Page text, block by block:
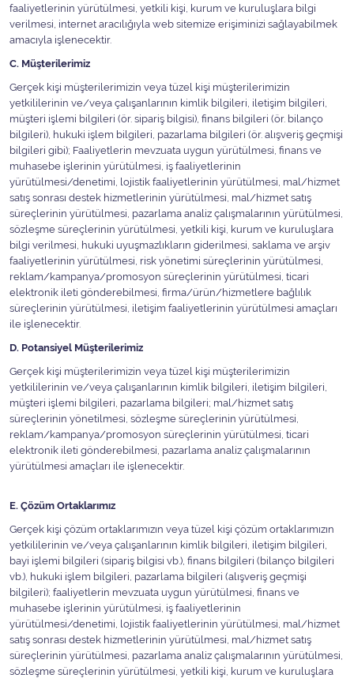
faaliyetlerinin yürütülmesi, yetkili kişi, kurum ve kuruluşlara bilgi
verilmesi, internet aracılığıyla web sitemize erişiminizi sağlayabilmek
amacıyla işlenecektir.
C. Müşterilerimiz
Gerçek kişi müşterilerimizin veya tüzel kişi müşterilerimizin
yetkililerinin ve/veya çalışanlarının kimlik bilgileri, iletişim bilgileri,
müşteri işlemi bilgileri (ör. sipariş bilgisi), finans bilgileri (ör. bilanço
bilgileri), hukuki işlem bilgileri, pazarlama bilgileri (ör. alışveriş geçmişi
bilgileri gibi); Faaliyetlerin mevzuata uygun yürütülmesi, finans ve
muhasebe işlerinin yürütülmesi, iş faaliyetlerinin
yürütülmesi/denetimi, lojistik faaliyetlerinin yürütülmesi, mal/hizmet
satış sonrası destek hizmetlerinin yürütülmesi, mal/hizmet satış
süreçlerinin yürütülmesi, pazarlama analiz çalışmalarının yürütülmesi,
sözleşme süreçlerinin yürütülmesi, yetkili kişi, kurum ve kuruluşlara
bilgi verilmesi, hukuki uyuşmazlıkların giderilmesi, saklama ve arşiv
faaliyetlerinin yürütülmesi, risk yönetimi süreçlerinin yürütülmesi,
reklam/kampanya/promosyon süreçlerinin yürütülmesi, ticari
elektronik ileti gönderebilmesi, firma/ürün/hizmetlere bağlılık
süreçlerinin yürütülmesi, iletişim faaliyetlerinin yürütülmesi amaçları
ile işlenecektir.
D. Potansiyel Müşterilerimiz
Gerçek kişi müşterilerimizin veya tüzel kişi müşterilerimizin
yetkililerinin ve/veya çalışanlarının kimlik bilgileri, iletişim bilgileri,
müşteri işlemi bilgileri, pazarlama bilgileri; mal/hizmet satış
süreçlerinin yönetilmesi, sözleşme süreçlerinin yürütülmesi,
reklam/kampanya/promosyon süreçlerinin yürütülmesi, ticari
elektronik ileti gönderebilmesi, pazarlama analiz çalışmalarının
yürütülmesi amaçları ile işlenecektir.
E. Çözüm Ortaklarımız
Gerçek kişi çözüm ortaklarımızın veya tüzel kişi çözüm ortaklarımızın
yetkililerinin ve/veya çalışanlarının kimlik bilgileri, iletişim bilgileri,
bayi işlemi bilgileri (sipariş bilgisi vb.), finans bilgileri (bilanço bilgileri
vb.), hukuki işlem bilgileri, pazarlama bilgileri (alışveriş geçmişi
bilgileri); faaliyetlerin mevzuata uygun yürütülmesi, finans ve
muhasebe işlerinin yürütülmesi, iş faaliyetlerinin
yürütülmesi/denetimi, lojistik faaliyetlerinin yürütülmesi, mal/hizmet
satış sonrası destek hizmetlerinin yürütülmesi, mal/hizmet satış
süreçlerinin yürütülmesi, pazarlama analiz çalışmalarının yürütülmesi,
sözleşme süreçlerinin yürütülmesi, yetkili kişi, kurum ve kuruluşlara